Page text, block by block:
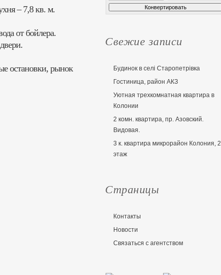
– 7,8 кв. м.
от бойлера.
остановки, рынок
Свежие записи
Будинок в селі Старопетрівка
Гостиница, район АКЗ
Уютная трехкомнатная квартира в
Колонии
2 комн. квартира, пр. Азовский.
Видовая.
3 к. квартира микрорайон Колония, 2
этаж
Страницы
Контакты
Новости
Связаться с агентством